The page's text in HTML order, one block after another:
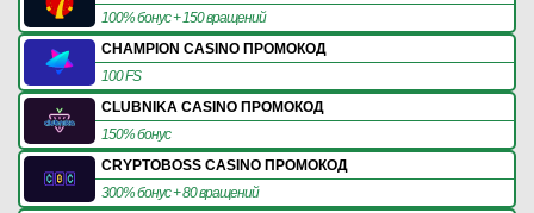
100% бонус + 150 вращений
CHAMPION CASINO ПРОМОКОД
100 FS
CLUBNIKA CASINO ПРОМОКОД
150% бонус
CRYPTOBOSS CASINO ПРОМОКОД
300% бонус + 80 вращений